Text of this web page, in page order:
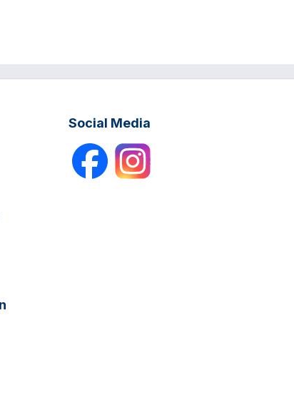
Social Media